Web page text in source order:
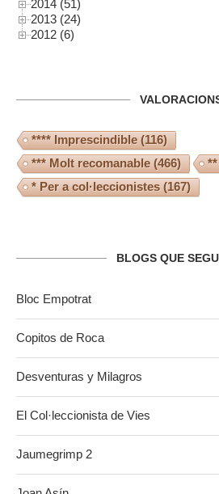
2014 (51)
2013 (24)
2012 (6)
**** Imprescindible(116)
*** Molt recomanable(466)
* Per a col·leccionistes (167)
BLOGS QUE
Bloc Empotrat
Copitos de Roca
Desventuras y Milagros
El Col·leccionista de Vies
Jaumegrimp 2